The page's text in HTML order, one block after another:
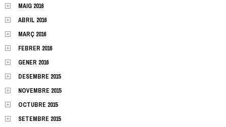
MAIG 2016
ABRIL 2016
MARÇ 2016
FEBRER 2016
GENER 2016
DESEMBRE 2015
NOVEMBRE 2015
OCTUBRE 2015
SETEMBRE 2015